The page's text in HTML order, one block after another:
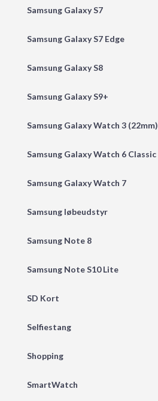
Samsung Galaxy S7
Samsung Galaxy S7 Edge
Samsung Galaxy S8
Samsung Galaxy S9+
Samsung Galaxy Watch 3 (22mm)
Samsung Galaxy Watch 6 Classic
Samsung Galaxy Watch 7
Samsung løbeudstyr
Samsung Note 8
Samsung Note S10 Lite
SD Kort
Selfiestang
Shopping
SmartWatch